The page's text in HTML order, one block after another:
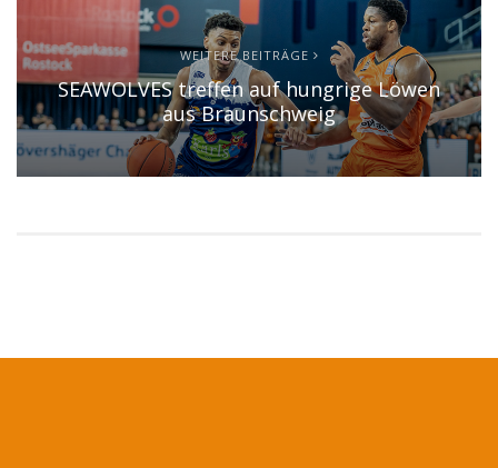
WEITERE BEITRÄGE
SEAWOLVES treffen auf hungrige Löwen
aus Braunschweig